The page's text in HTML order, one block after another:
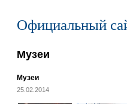
Официальный
Музеи
Музеи
25.02.2014